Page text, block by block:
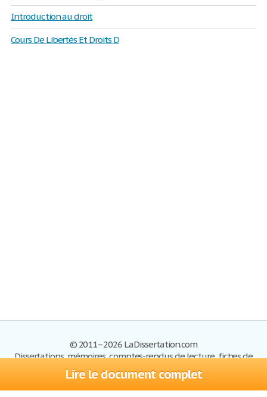
Lire le document complet
Introduction au droit
Cours De Libertés Et Droits D
© 2011–2026 LaDissertation.com
Dissertations, mémoires, comptes-rendus de lecture, fiches de
lectures, exemples du BAC